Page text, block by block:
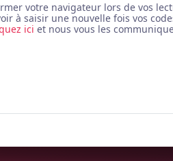
votre navigateur lors de vos
à saisir une nouvelle fois vos
ici et nous vous les